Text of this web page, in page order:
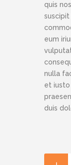
quis
eum
nulla
et
duis